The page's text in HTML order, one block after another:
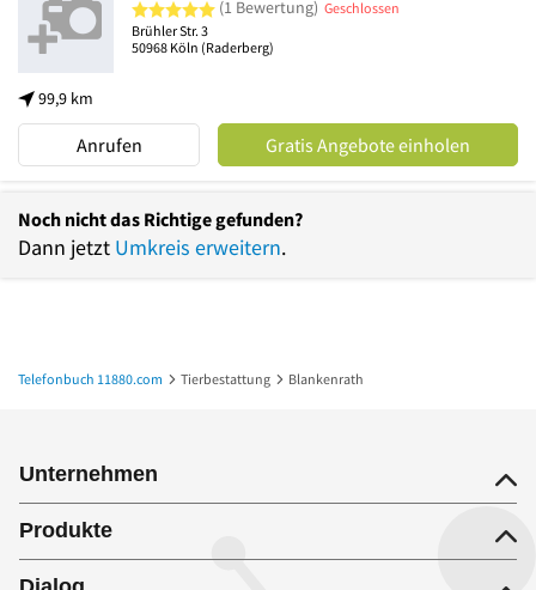
99,9 km
5 von 5 Sternen
(1 Bewertung) Geschlossen
Brühler Str. 3
50968 Köln (Raderberg)
Anrufen Gratis Angebote einholen
Noch nicht das Richtige gefunden?
Dann jetzt Umkreis erweitern.
Telefonbuch 11880.com Tierbestattung Blankenrath
Unternehmen
Produkte